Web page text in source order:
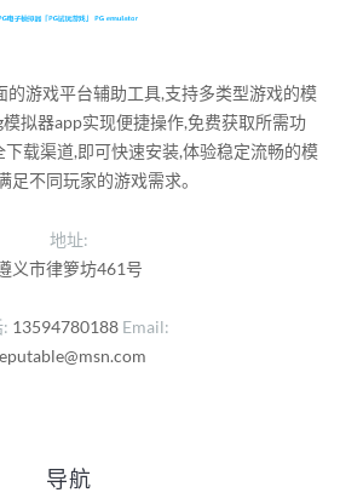
的游戏平台辅助工具,支持多类型游戏的模
拟器app实现便捷操作,免费获取所需功
载渠道,即可快速安装,体验稳定流畅的模
足不同玩家的游戏需求。
地址:
义市律箩坊461号
13594780188 Email
导航